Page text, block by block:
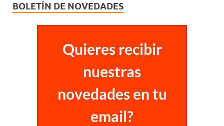
BOLETÍN DE NOVEDADES
Quieres recibir
nuestras
novedades en tu
email?